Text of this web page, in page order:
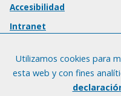
Accesibilidad
Intranet
Utilizamos cookies para
esta web y con fines